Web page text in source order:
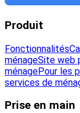
Produit
Fonctionnalités
ménageSite web
ménagePour les
services de
Prise en main